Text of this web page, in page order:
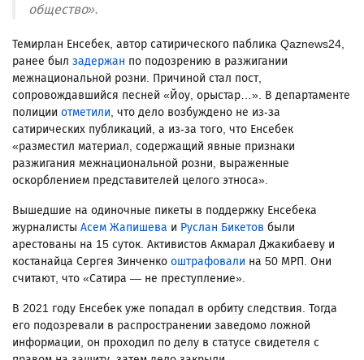
общество».
Темирлан Енсебек, автор сатирического паблика Qaznews24,
ранее был задержан по подозрению в разжигании
межнациональной розни. Причиной стал пост,
сопровождавшийся песней «Йоу, орыстар…». В департаменте
полиции отметили, что дело возбуждено не из-за
сатирических публикаций, а из-за того, что Енсебек
«разместил материал, содержащий явные признаки
разжигания межнациональной розни, выраженные
оскорблением представителей целого этноса».
Вышедшие на одиночные пикеты в поддержку Енсебека
журналисты Асем Жапишева и Руслан Бикетов были
арестованы на 15 суток. Активистов Акмарал Джакибаеву и
костанайца Сергея Зинченко оштрафовали на 50 МРП. Они
считают, что «Сатира — не преступление».
В 2021 году Енсебек уже попадал в орбиту следствия. Тогда
его подозревали в распространении заведомо ложной
информации, он проходил по делу в статусе свидетеля с